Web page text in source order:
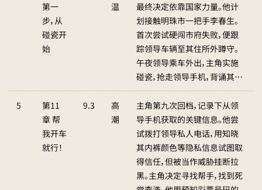
第一
步，从
碰瓷开
始
温
最终决定依靠国家力量。他计
划接触明珠市一把手李春生。
首次尝试硬闯市府失败，便跟
踪领导车辆至其住所外蹲守。
午夜领导乘车外出，主角实施
碰瓷，抢走领导手机，背诵其…
5
第11
章 帮
我开车
就行！
9.3
高
潮
主角第九次回档，记录下从领
导手机获取的关键信息。他尝
试拨打领导私人电话，用知晓
其内裤颜色等隐私信息试图取
得信任，但被当作威胁挂断拉
黑。主角决定寻找帮手，找到死